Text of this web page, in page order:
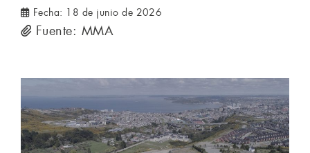
Fecha: 18 de junio de 2026
Fuente: MMA